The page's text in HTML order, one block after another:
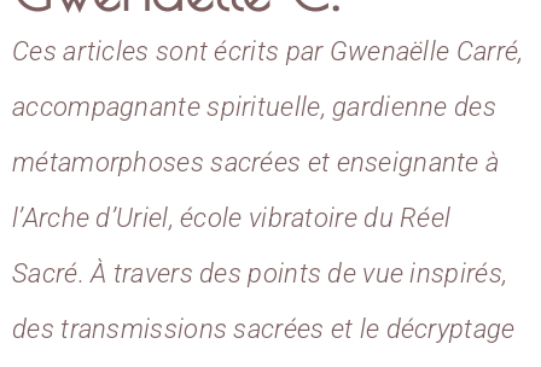
Ces articles sont écrits par Gwenaëlle Carré,
accompagnante spirituelle, gardienne des
métamorphoses sacrées et enseignante à
l’Arche d’Uriel, école vibratoire du Réel
Sacré. À travers des points de vue inspirés,
des transmissions sacrées et le décryptage